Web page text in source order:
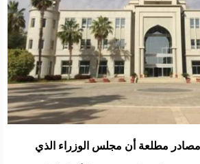
مصادر مطلعة أن مجلس الوزراء الذي